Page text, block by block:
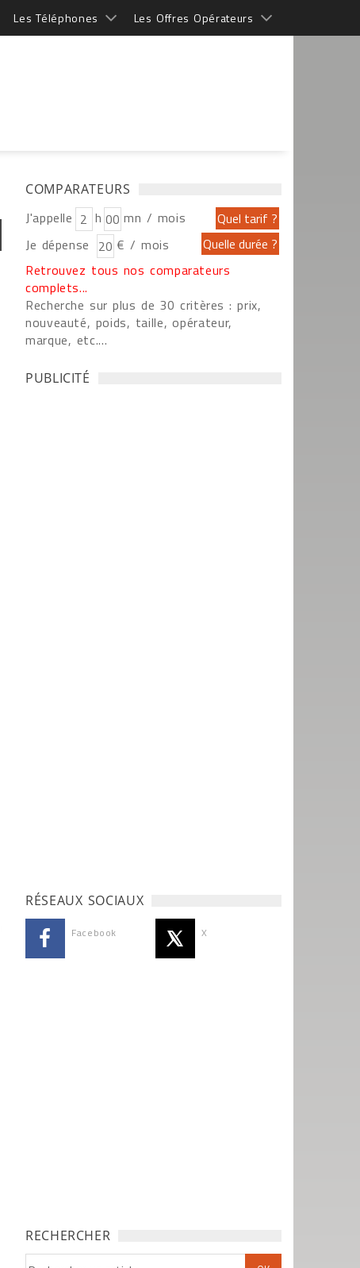
Les Téléphones Les Offres Opérateurs
COMPARATEURS
J'appelle h
mn / mois
Je dépense
€ / mois
Retrouvez tous nos comparateurs
complets...
Recherche sur plus de 30 critères : prix,
nouveauté, poids, taille, opérateur,
marque, etc....
PUBLICITÉ
RÉSEAUX SOCIAUX
Facebook X
RECHERCHER